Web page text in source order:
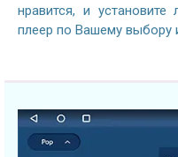
нравится, и
плеер по Вашему выбору